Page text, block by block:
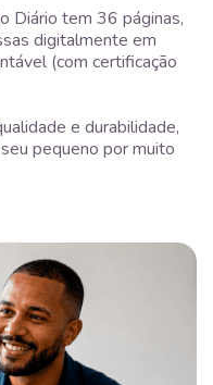
Diário tem 36 páginas,
digitalmente em
(com certificação
e durabilidade,
pequeno por muito